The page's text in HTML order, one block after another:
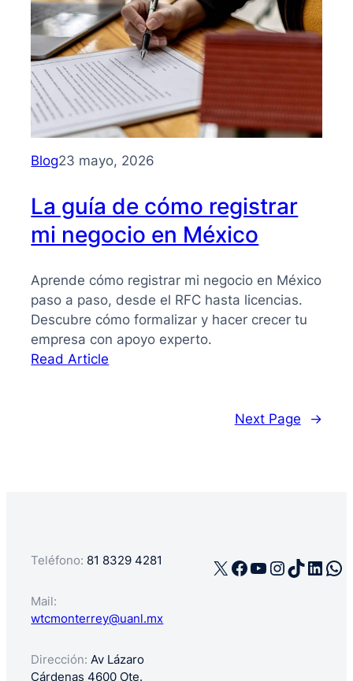
entender
su
importancia
y
beneficios
Blog23 mayo, 2026
La guía de cómo registrar
mi negocio en México
Aprende cómo registrar mi negocio en México
paso a paso, desde el RFC hasta licencias.
Descubre cómo formalizar y hacer crecer tu
empresa con apoyo experto.
Read Article
Next Page →
Teléfono: 81 8329 4281
Mail:
wtcmonterrey@uanl.mx
Dirección: Av Lázaro
Cárdenas 4600 Ote.
X Facebook
YouTube
TikTok